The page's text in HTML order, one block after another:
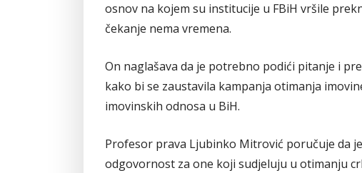
osnov na kojem su institucije u FBiH vršile
čekanje nema vremena.
On naglašava da je potrebno podići pitanje i
kako bi se zaustavila kampanja otimanja
imovinskih odnosa u BiH.
Profesor prava Ljubinko Mitrović poručuje da
odgovornost za one koji sudjeluju u otimanju